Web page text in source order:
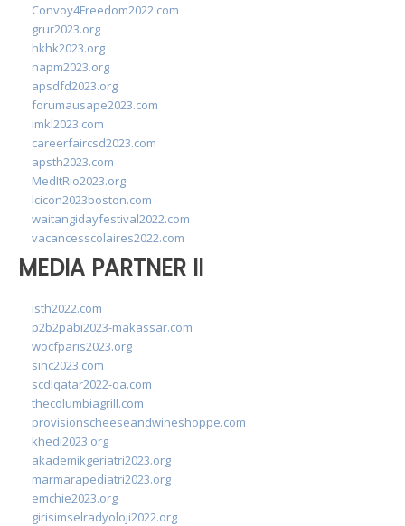
Convoy4Freedom2022.com
grur2023.org
hkhk2023.org
napm2023.org
apsdfd2023.org
forumausape2023.com
imkl2023.com
careerfaircsd2023.com
apsth2023.com
MedItRio2023.org
lcicon2023boston.com
waitangidayfestival2022.com
vacancesscolaires2022.com
MEDIA PARTNER II
isth2022.com
p2b2pabi2023-makassar.com
wocfparis2023.org
sinc2023.com
scdlqatar2022-qa.com
thecolumbiagrill.com
provisionscheeseandwineshoppe.com
khedi2023.org
akademikgeriatri2023.org
marmarapediatri2023.org
emchie2023.org
girisimselradyoloji2022.org